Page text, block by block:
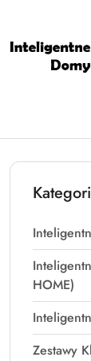
Przejdź
Przejdź
Przejdź
Przejdź
Przejdź
HOME)
Zestawy